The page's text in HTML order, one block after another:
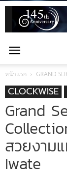
หน้าแรก GRAND
CLOCKWISE
Grand
สวยงาม
Iwate